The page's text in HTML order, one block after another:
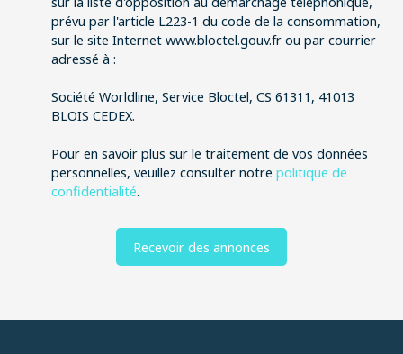
prévu par l'article L223-1 du code de la consommation,
sur le site Internet www.bloctel.gouv.fr ou par courrier
adressé à :
Société Worldline, Service Bloctel, CS 61311, 41013
BLOIS CEDEX.
Pour en savoir plus sur le traitement de vos données
personnelles, veuillez consulter notre politique de
confidentialité.
Recevoir des annonces